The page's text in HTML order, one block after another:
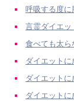
呼吸する度に
言霊ダイエッ
食べても太ら
ダイエットに
ダイエットに
ダイエット